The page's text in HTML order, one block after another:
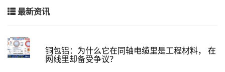
最新资讯
铜包铝：为什么它在同轴电缆里是工程材料， 在
网线里却备受争议？